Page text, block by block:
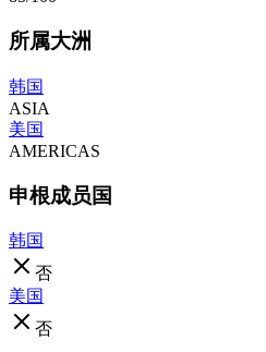
所属大洲
韩国
ASIA
美国
AMERICAS
申根成员国
韩国
否
美国
否